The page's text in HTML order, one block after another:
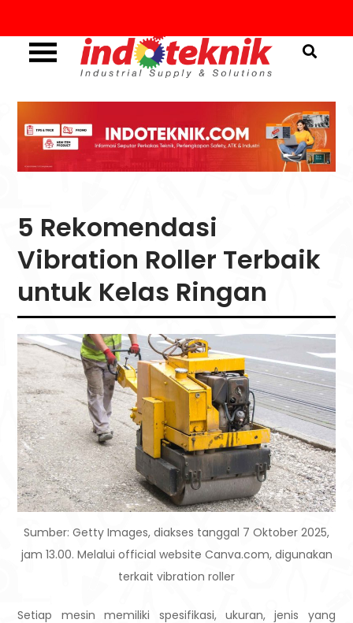
to
content
Seputar Teknik, Safety,
ATK & Industri
5 Rekomendasi
Vibration Roller Terbaik
untuk Kelas Ringan
Sumber: Getty Images, diakses tanggal 7 Oktober 2025,
jam 13.00. Melalui official website Canva.com, digunakan
terkait vibration roller
Setiap mesin memiliki spesifikasi, ukuran, jenis yang